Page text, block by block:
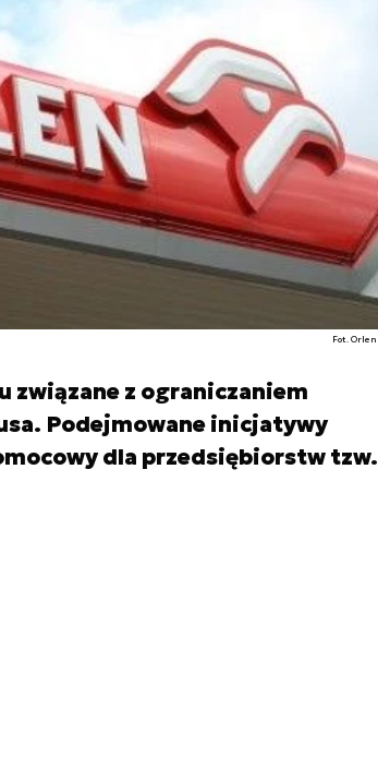
Fot. Orlen
związane z ograniczaniem
Podejmowane inicjatywy
dla przedsiębiorstw tzw.